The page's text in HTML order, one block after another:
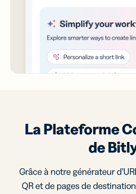
La Plateforme
de
Grâce à notre générateur
QR et de pages de